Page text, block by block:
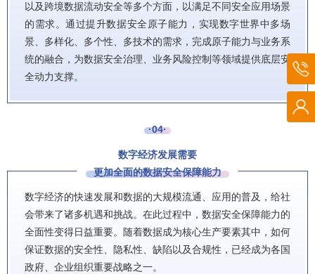
以及跨境数据流动安全等多个方面，以满足不同安全应用场景
的需求。通过提升数据安全原子能力，实现数字世界中多场
景、多样化、多个性、多技术的需求，完成原子能力与业务系
统的融合，为数据安全治理、业务风险控制等领域提供底层安
全动力支撑。
·04·
数字经济发展需要
更加全面的数据安全保障能力
数字经济的快速发展和数据的大规模流通、应用的普及，给社
会带来了诸多机遇和挑战。在此过程中，数据安全保障能力的
全面性变得日益重要。随着数据成为核心生产要素其中，如何
保证数据的安全性、隐私性、缺陷以及合规性，已经成为各国
政府、企业组织重要战略之一。